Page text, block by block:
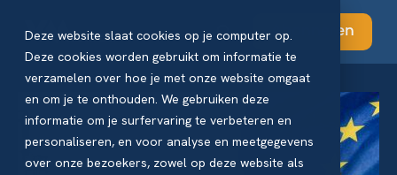
Deze website slaat cookies op je computer op.
Deze cookies worden gebruikt om informatie te
verzamelen over hoe je met onze website omgaat
en om je te onthouden. We gebruiken deze
informatie om je surfervaring te verbeteren en
personaliseren, en voor analyse en meetgegevens
over onze bezoekers, zowel op deze website als
Abonneren